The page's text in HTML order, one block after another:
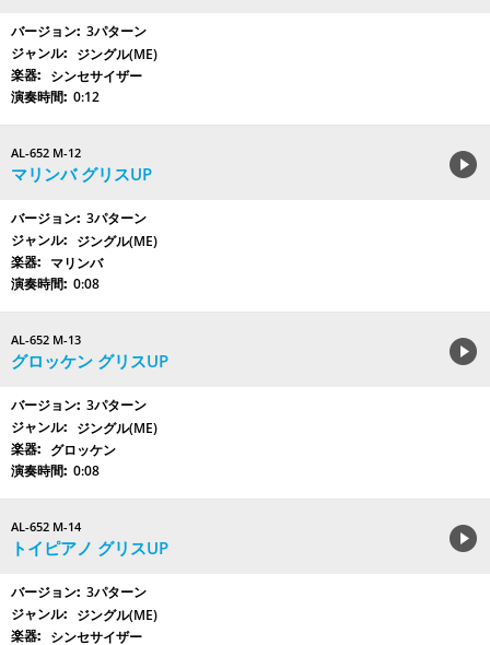
3パターン
ジングル(ME)
シンセサイザー
0:12
AL-652 M-12
マリンバ グリスUP
3パターン
ジングル(ME)
マリンバ
0:08
AL-652 M-13
グロッケン グリスUP
3パターン
ジングル(ME)
グロッケン
0:08
AL-652 M-14
トイピアノ グリスUP
3パターン
ジングル(ME)
シンセサイザー